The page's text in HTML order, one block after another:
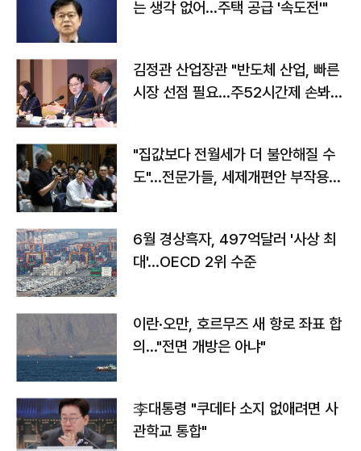
는 생각 없어…주택 공급 '속도전'"
김정관 산업장관 "반도체 산업, 빠른
시장 선점 필요…주52시간제 손봐
"집값보다 전월세가 더 불안해질 수
도"…전문가들, 세제개편안 부작용
6월 경상흑자, 497억달러 '사상 최
대'…OECD 2위 수준
이란·오만, 호르무즈 새 항로 좌표 합
의…"전면 개방은 아냐"
李대통령 "쿠데타 소지 없애려면 사
관학교 통합"